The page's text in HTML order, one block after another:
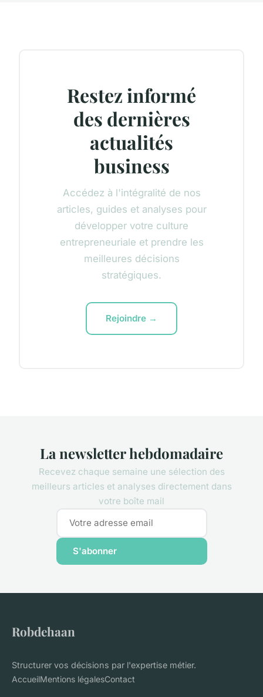
Restez informé
des dernières
actualités
business
Accédez à l'intégralité de nos
articles, guides et analyses pour
développer votre culture
entrepreneuriale et prendre les
meilleures décisions
stratégiques.
Rejoindre →
La newsletter hebdomadaire
Recevez chaque semaine une sélection des
meilleurs articles et analyses directement dans
votre boîte mail
S'abonner
Robdehaan
Structurer vos décisions par l'expertise métier.
AccueilMentions légalesContact